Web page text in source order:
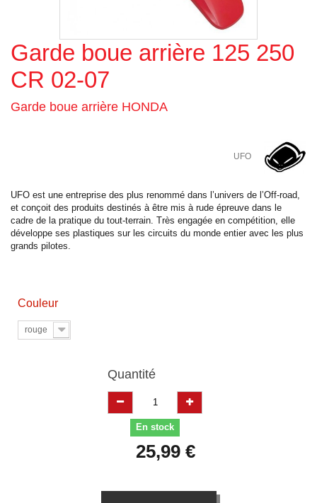
Agrandir l'image
Garde boue arrière 125 250
CR 02-07
Garde boue arrière HONDA
UFO
UFO est une entreprise des plus renommé dans l’univers de l’Off-road,
et conçoit des produits destinés à être mis à rude épreuve dans le
cadre de la pratique du tout-terrain. Très engagée en compétition, elle
développe ses plastiques sur les circuits du monde entier avec les plus
grands pilotes.
Couleur
rouge
Quantité
En stock
25,99 €